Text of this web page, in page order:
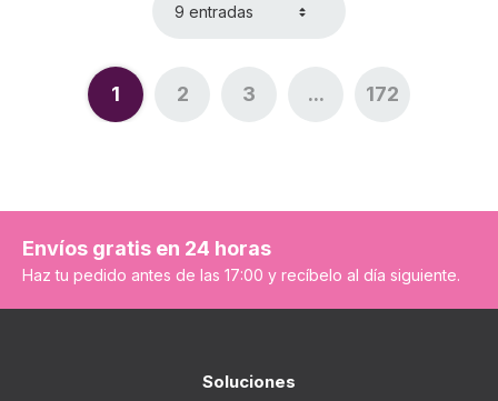
9 entradas
Página
1 Página
2 Página
3 ...PáginasPágina
172
Envíos gratis en 24 horas
Haz tu pedido antes de las 17:00 y recíbelo al día siguiente.
Soluciones